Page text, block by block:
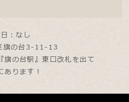
：なし
旗の台3-11-13
旗の台駅』東口改札を出て
あります！